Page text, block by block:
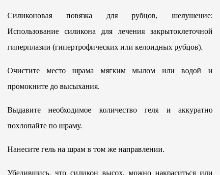
Силиконовая повязка для рубцов, шелушение:
Использование силикона для лечения закрытоклеточной
гиперплазии (гипертрофических или келоидных рубцов).
Очистите место шрама мягким мылом или водой и
промокните до высыхания.
Выдавите необходимое количество геля и аккуратно
похлопайте по шраму.
Нанесите гель на шрам в том же направлении.
Убедившись, что силикон высох, можно накраситься или